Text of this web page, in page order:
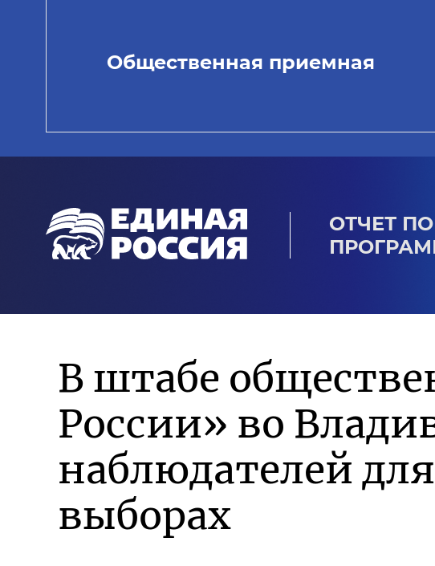
Общественная приемная
ОТЧЕТ
В штабе
России» во
наблюдателей
выборах